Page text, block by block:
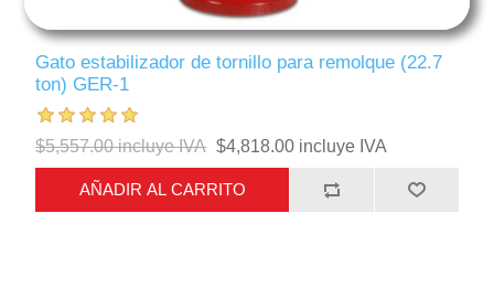
Gato estabilizador de tornillo para remolque (22.7
ton) GER-1
$5,557.00 incluye IVA $4,818.00 incluye IVA
AÑADIR AL CARRITO